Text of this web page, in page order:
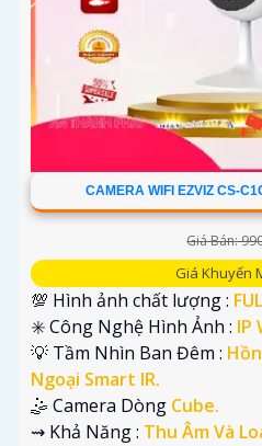
CAMERA WIFI EZVIZ CS-
Giá Bán:
Giá Khuyến
💯 Hình ảnh chất lượng :
✳️ Công Nghệ Hình Ảnh : IP
💡 Tầm Nhìn Ban Đêm :
Ngoại Smart IR.
🤹 Camera Dòng Cube.
️⇝ Khả Năng : Thu Âm Và